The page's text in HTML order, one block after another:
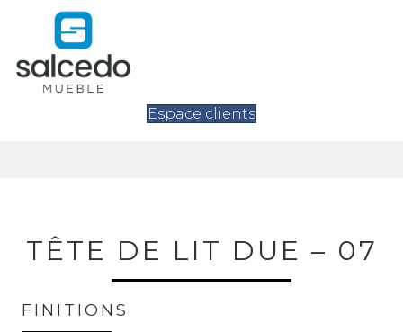
Espace clients
TÊTE DE LIT DUE – 07
FINITIONS